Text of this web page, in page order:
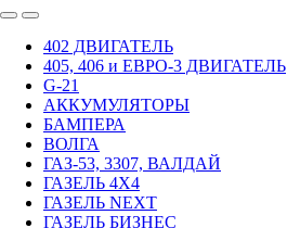
402 ДВИГАТЕЛЬ
405, 406 и ЕВРО-3 ДВИГАТЕЛЬ
G-21
АККУМУЛЯТОРЫ
БАМПЕРА
ВОЛГА
ГАЗ-53, 3307, ВАЛДАЙ
ГАЗЕЛЬ 4Х4
ГАЗЕЛЬ NEXT
ГАЗЕЛЬ БИЗНЕС